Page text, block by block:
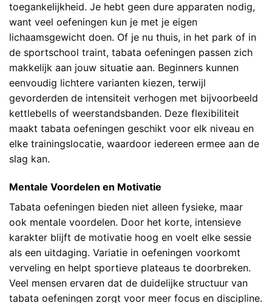
toegankelijkheid. Je hebt geen dure apparaten nodig,
want veel oefeningen kun je met je eigen
lichaamsgewicht doen. Of je nu thuis, in het park of in
de sportschool traint, tabata oefeningen passen zich
makkelijk aan jouw situatie aan. Beginners kunnen
eenvoudig lichtere varianten kiezen, terwijl
gevorderden de intensiteit verhogen met bijvoorbeeld
kettlebells of weerstandsbanden. Deze flexibiliteit
maakt tabata oefeningen geschikt voor elk niveau en
elke trainingslocatie, waardoor iedereen ermee aan de
slag kan.
Mentale Voordelen en Motivatie
Tabata oefeningen bieden niet alleen fysieke, maar
ook mentale voordelen. Door het korte, intensieve
karakter blijft de motivatie hoog en voelt elke sessie
als een uitdaging. Variatie in oefeningen voorkomt
verveling en helpt sportieve plateaus te doorbreken.
Veel mensen ervaren dat de duidelijke structuur van
tabata oefeningen zorgt voor meer focus en discipline.